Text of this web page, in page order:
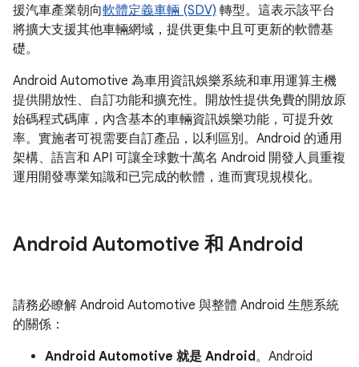
援汽車產業朝向軟體定義車輛 (SDV) 轉型。這表示該平台
將擴大支援其他車輛網域，提供更集中且可更新的軟體基
礎。
Android Automotive 為車用資訊娛樂系統和車用運算主機
提供開放性、自訂功能和擴充性。開放性提供免費的開放原
始碼程式碼庫，內含基本的車輛資訊娛樂功能，可提升效
率。實施者可視需要自訂產品，以利區別。Android 的通用
架構、語言和 API 可讓全球數十萬名 Android 開發人員重複
運用開發專業知識和已完成的軟體，進而實現規模化。
Android Automotive 和 Android
請務必瞭解 Android Automotive 與整體 Android 生態系統
的關係：
Android Automotive 就是 Android。Android